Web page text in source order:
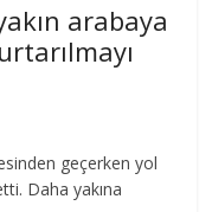
arabaya
geçerken yol
Daha yakına